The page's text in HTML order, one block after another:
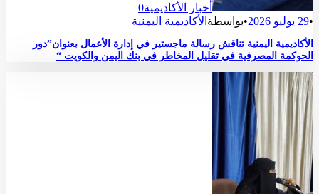
أخبار الأكاديمية0
•29 يوليو 2026 •بواسطة الأكاديمية اليمنية
الأكاديمية اليمنية تناقش رسالة ماجستير في إدارة الأعمال بعنوان”دور
الحوكمة المصرفية في تقليل المخاطر في بنك اليمن والكويت “